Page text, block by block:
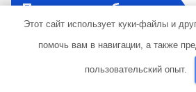
Последние публикации
Как получить гражданство
руководство
Этот сайт использует куки-файлы и
помочь вам в навигации, а также
пользовательский опыт.